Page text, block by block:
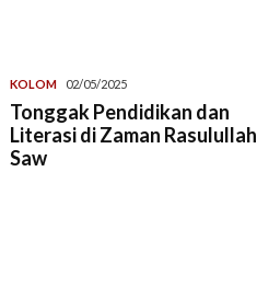
KOLOM 02/05/2025
Tonggak Pendidikan dan
Literasi di Zaman Rasulullah
Saw